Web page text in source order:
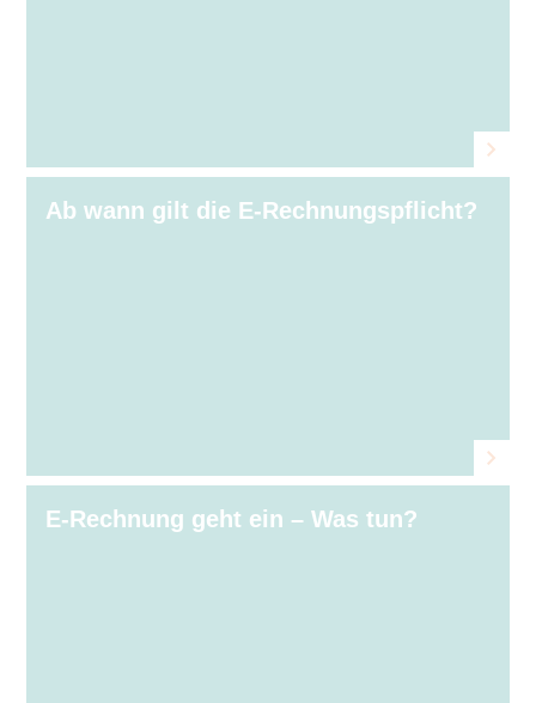
Ab wann gilt die E-Rechnungspflicht?
E-Rechnung geht ein – Was tun?